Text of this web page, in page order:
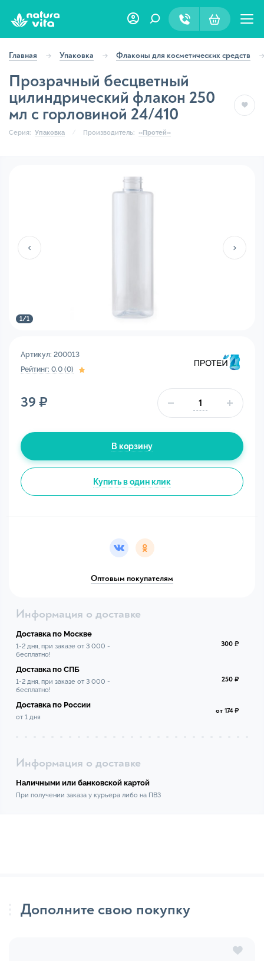
Главная Упаковка Флаконы для косметических средств
Прозрачный бесцветный
цилиндрический флакон 250
мл с горловиной 24/410
Серия: Упаковка Производитель: «Протей»
1/1
Артикул: 200013
Рейтинг: 0.0 (0)
39 ₽
В корзину
Купить в один клик
Оптовым покупателям
Информация о доставке
Доставка по Москве
1-2 дня, при заказе от 3 000 -
бесплатно!
300 ₽
Доставка по СПБ
1-2 дня, при заказе от 3 000 -
бесплатно!
250 ₽
Доставка по России
от 1 дня
от 174 ₽
Информация о доставке
Наличными или банковской картой
При получении заказа у курьера либо на ПВЗ
Дополните свою покупку